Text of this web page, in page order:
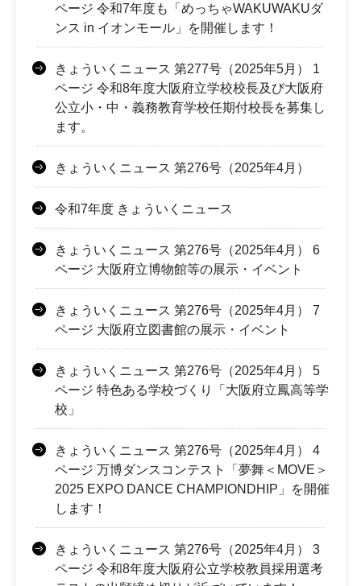
ページ 令和7年度も「めっちゃWAKUWAKUダ
ンス in イオンモール」を開催します！
きょういくニュース 第277号（2025年5月） 1
ページ 令和8年度大阪府立学校校長及び大阪府
公立小・中・義務教育学校任期付校長を募集し
ます。
きょういくニュース 第276号（2025年4月）
令和7年度 きょういくニュース
きょういくニュース 第276号（2025年4月） 6
ページ 大阪府立博物館等の展示・イベント
きょういくニュース 第276号（2025年4月） 7
ページ 大阪府立図書館の展示・イベント
きょういくニュース 第276号（2025年4月） 5
ページ 特色ある学校づくり「大阪府立鳳高等学
校」
きょういくニュース 第276号（2025年4月） 4
ページ 万博ダンスコンテスト「夢舞＜MOVE＞
2025 EXPO DANCE CHAMPIONDHIP」を開催
します！
きょういくニュース 第276号（2025年4月） 3
ページ 令和8年度大阪府公立学校教員採用選考